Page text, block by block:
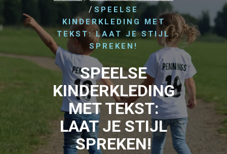
/ SPEELSE
KINDERKLEDING MET
TEKST: LAAT JE STIJL
SPREKEN!
SPEELSE
KINDERKLEDING
MET TEKST:
LAAT JE STIJL
SPREKEN!